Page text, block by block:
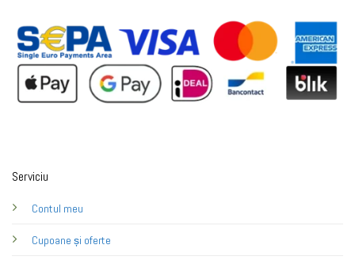
Serviciu
Contul meu
Cupoane și oferte